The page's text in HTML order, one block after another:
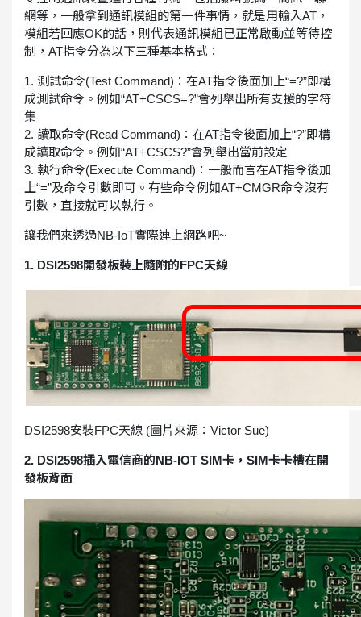
網等，一般拿到通訊模組的第一件事情，就是用輸入AT，
模組若回應OK的話，則代表通訊模組已正常啟動並等待控
制，AT指令分為以下三種基本格式：
1. 測試命令(Test Command)：在AT指令後面加上“=?”即構
成測試命令。例如“AT+CSCS=?”會列舉出所有支援的字符
集
2. 讀取命令(Read Command)：在AT指令後面加上“?”即構
成讀取命令。例如“AT+CSCS?”會列舉出當前設定
3. 執行命令(Execute Command)：一般而言在AT指令後加
上“=”及命令引數即可。有些命令例如AT+CMGR命令沒有
引數，直接就可以執行。
讓我們來透過NB-IoT實際連上網路吧~
1. DSI2598開發板裝上隨附的FPC天線
DSI2598安裝FPC天線 (圖片來源：Victor Sue)
2. DSI2598插入電信商的NB-IOT SIM卡，SIM卡卡槽在開
發板背面